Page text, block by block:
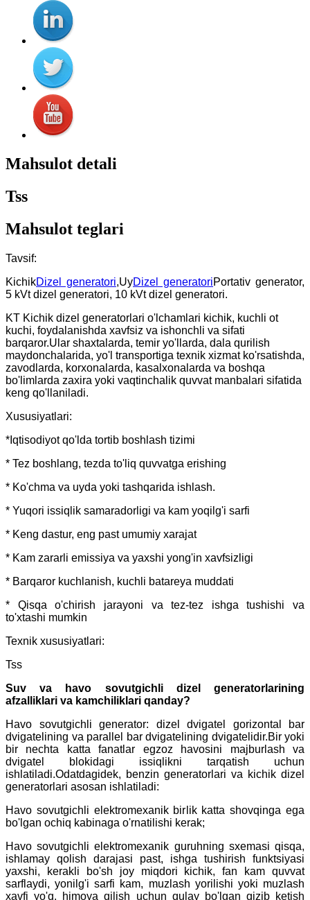
Mahsulot detali
Tss
Mahsulot teglari
Tavsif:
KichikDizel generatori,UyDizel generatoriPortativ generator,
5 kVt dizel generatori, 10 kVt dizel generatori.
KT Kichik dizel generatorlari o'lchamlari kichik, kuchli ot
kuchi, foydalanishda xavfsiz va ishonchli va sifati
barqaror.Ular shaxtalarda, temir yo'llarda, dala qurilish
maydonchalarida, yo'l transportiga texnik xizmat ko'rsatishda,
zavodlarda, korxonalarda, kasalxonalarda va boshqa
bo'limlarda zaxira yoki vaqtinchalik quvvat manbalari sifatida
keng qo'llaniladi.
Xususiyatlari:
*Iqtisodiyot qo'lda tortib boshlash tizimi
* Tez boshlang, tezda to'liq quvvatga erishing
* Ko'chma va uyda yoki tashqarida ishlash.
* Yuqori issiqlik samaradorligi va kam yoqilg'i sarfi
* Keng dastur, eng past umumiy xarajat
* Kam zararli emissiya va yaxshi yong'in xavfsizligi
* Barqaror kuchlanish, kuchli batareya muddati
* Qisqa o'chirish jarayoni va tez-tez ishga tushishi va
to'xtashi mumkin
Texnik xususiyatlari:
Tss
Suv va havo sovutgichli dizel generatorlarining
afzalliklari va kamchiliklari qanday?
Havo sovutgichli generator: dizel dvigatel gorizontal bar
dvigatelining va parallel bar dvigatelining dvigatelidir.Bir yoki
bir nechta katta fanatlar egzoz havosini majburlash va
dvigatel blokidagi issiqlikni tarqatish uchun
ishlatiladi.Odatdagidek, benzin generatorlari va kichik dizel
generatorlari asosan ishlatiladi:
Havo sovutgichli elektromexanik birlik katta shovqinga ega
bo'lgan ochiq kabinaga o'rnatilishi kerak;
Havo sovutgichli elektromexanik guruhning sxemasi qisqa,
ishlamay qolish darajasi past, ishga tushirish funktsiyasi
yaxshi, kerakli bo'sh joy miqdori kichik, fan kam quvvat
sarflaydi, yonilg'i sarfi kam, muzlash yorilishi yoki muzlash
xavfi yo'q. himoya qilish uchun qulay bo'lgan qizib ketish